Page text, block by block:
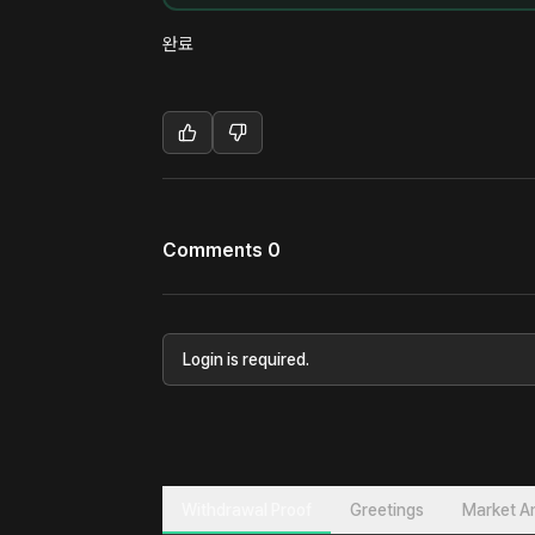
완료
Comments 0
Login is required.
Greetings Market